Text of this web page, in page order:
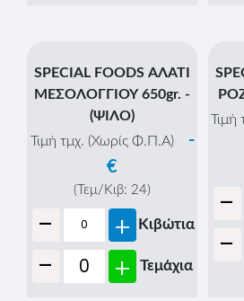
SPECIAL FOODS ΑΛΑΤΙ
ΜΕΣΟΛΟΓΓΙΟΥ 650gr. -
(ΨΙΛΟ)
Τιμή τμχ. (Χωρίς Φ.Π.Α)
-
€
(Τεμ/Κιβ: 24)
- + Κιβώτια
- + Τεμάχια
Τιμή
-
-